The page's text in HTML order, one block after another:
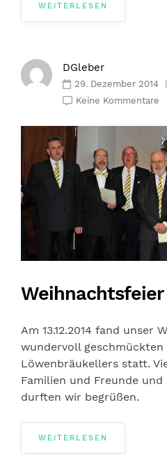
WEITERLESEN
DGleber
29. Dezember 2014
Keine Kommentare
Weihnachtsfeier
Am 13.12.2014 fand unser
wundervoll geschmückten
Löwenbräukellers statt.
Familien und Freunde
durften wir begrüßen.
WEITERLESEN